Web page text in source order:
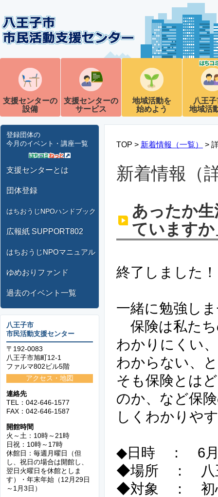
支援センターの
設備
支援センターの
サービス
地域活動を
始めよう
八王
地域活
登録団体の
今月のイベント・講座一覧
支援センターとは
団体登録
はちおうじNPOハンドブック
広報紙 SUPPORT802
はちおうじNPOマニュアル
ゆめおりファンド
過去のイベント一覧
八王子市
市民活動支援センター
〒192-0083
八王子市旭町12-1
ファルマ802ビル5階
アクセス・地図
連絡先
TEL：042-646-1577
FAX：042-646-1587
開館時間
火～土：10時～21時
日祝：10時～17時
休館日：毎週月曜日（但
し、祝日の場合は開館し、
翌日火曜日を休館としま
す）・年末年始（12月29日
～1月3日）
TOP > 新着情報（一覧） >
新着情報（
あったか
ていますか
終了しました！
一緒に勉強し
保険は私たち
わかりにくい
わからない、
そも保険とは
のか、など保
しくわかりや
◆日時 ： 6月
◆場所 ： 八
◆対象 ： 初